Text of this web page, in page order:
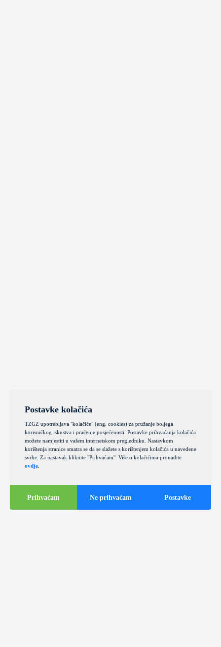
Postavke kolačića
TZGZ upotrebljava "kolačiće" (eng. cookies) za pružanje boljega
korisničkog iskustva i praćenje posjećenosti. Postavke prihvaćanja kolačića
možete namjestiti u vašem internetskom pregledniku. Nastavkom
korištenja stranice smatra se da se slažete s korištenjem kolačića u navedene
svrhe. Za nastavak kliknite "Prihvaćam". Više o kolačićima pronađite
ovdje
Prihvaćam Ne prihvaćam Postavke